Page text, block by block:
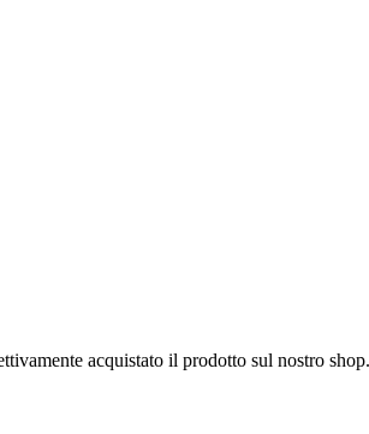
acquistato il prodotto sul nostro